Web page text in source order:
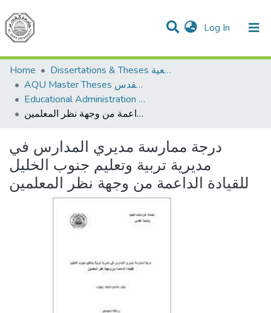
Log In (current)
Communities & Collections
All of DSpace
Home
Dissertations & Theses الرسائل الجامعية
AQU Master Theses الرسائل الجامعية الخاصة بجامعة القدس
Educational Administration الادارة التربوية
درجة ممارسة مديري المدارس في مديرية تربية وتعليم جنوب الخليل للقيادة الداعمة من وجهة نظر المعلمين
درجة ممارسة مديري المدارس في
مديرية تربية وتعليم جنوب الخليل
للقيادة الداعمة من وجهة نظر المعلمين